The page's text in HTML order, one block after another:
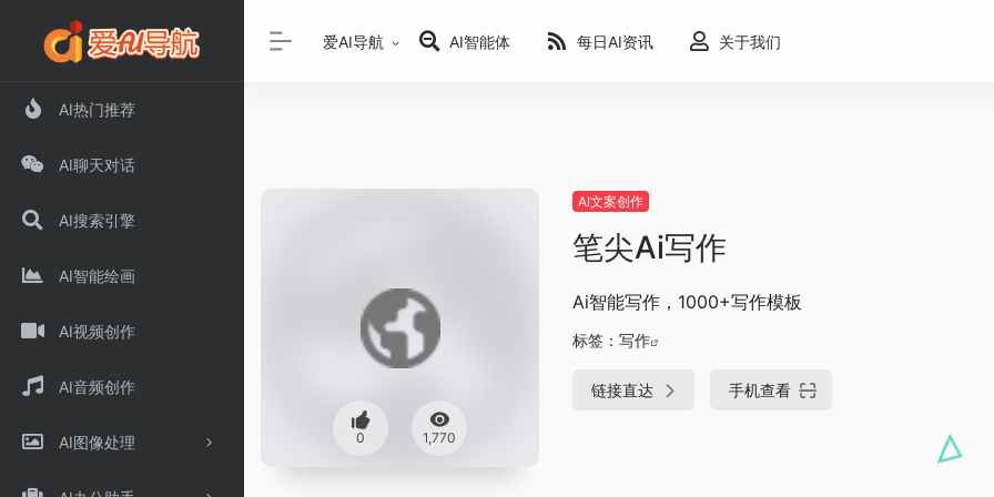
AI热门推荐
AI聊天对话
AI搜索引擎
AI智能绘画
AI视频创作
AI音频创作
AI图像处理
爱AI导航 AI智能体 每日AI资讯 关于我们
0 1,770
AI文案创作
笔尖Ai写作
Ai智能写作，1000+写作模板
标签： 写作
链接直达 手机查看